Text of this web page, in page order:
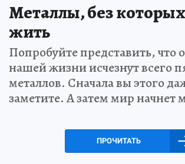
Металлы, без
жить
Попробуйте представить, что
нашей жизни исчезнут всего
металлов. Сначала вы этого
заметите. А затем мир начнет
ПРОЧИТАТЬ